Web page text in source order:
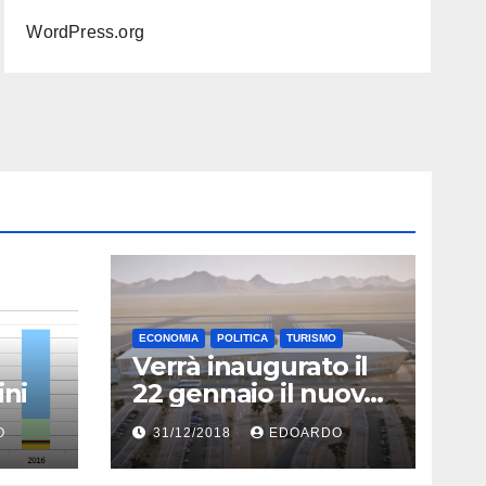
WordPress.org
ECONOMIA POLITICA TURISMO
Verrà inaugurato il
22 gennaio il nuovo
aeroporto di Eilat
31/12/2018 EDOARDO